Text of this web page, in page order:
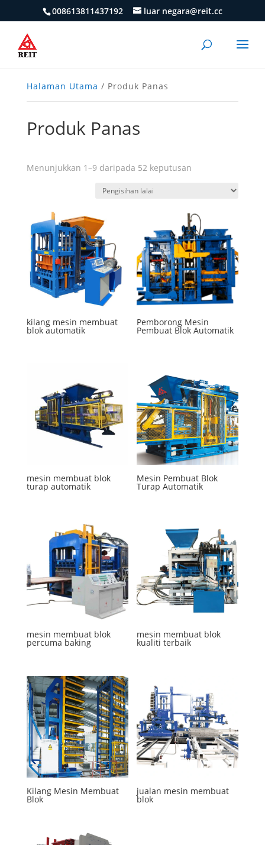
008613811437192 luar negara@reit.cc
Halaman Utama / Produk Panas
Produk Panas
Menunjukkan 1–9 daripada 52 keputusan
kilang mesin membuat
blok automatik
Pemborong Mesin
Pembuat Blok Automatik
mesin membuat blok
turap automatik
Mesin Pembuat Blok
Turap Automatik
mesin membuat blok
percuma baking
mesin membuat blok
kualiti terbaik
Kilang Mesin Membuat
Blok
jualan mesin membuat
blok